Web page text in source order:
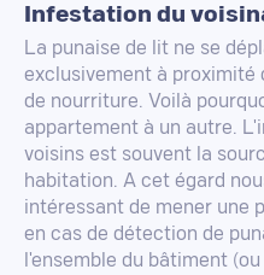
Infestation du
La punaise de lit ne se
exclusivement à proximité
de nourriture. Voilà
appartement à un autre.
voisins est souvent la
habitation. A cet égard
intéressant de mener une
en cas de détection de
l'ensemble du bâtiment